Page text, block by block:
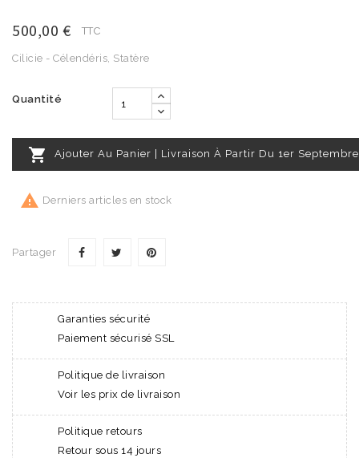
500,00 € TTC
Cilicie - Célendéris, Statère
Quantité
 Ajouter Au Panier | Livraison À Partir Du 1er Septembre
 Derniers articles en stock
Partager
Garanties sécurité
Paiement sécurisé SSL
Politique de livraison
Voir les prix de livraison
Politique retours
Retour sous 14 jours